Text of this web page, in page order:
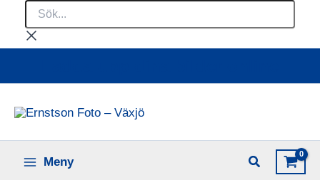
innehåll
Sök...
Meny